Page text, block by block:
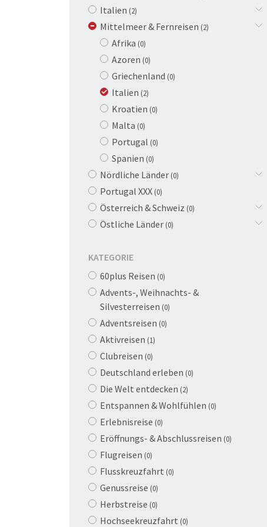
Italien (2)
Mittelmeer & Fernreisen (2)
Afrika (0)
Azoren (0)
Griechenland (0)
Italien (2)
Kroatien (0)
Malta (0)
Portugal (0)
Spanien (0)
Nördliche Länder (0)
Portugal XXX (0)
Österreich & Schweiz (0)
Östliche Länder (0)
KATEGORIE
60plus Reisen (0)
Advents-, Weihnachts- &
Silvesterreisen (0)
Adventsreisen (0)
Aktivreisen (1)
Clubreisen (0)
Deutschland erleben (0)
Die Welt entdecken (2)
Entspannen & Wohlfühlen (0)
Erlebnisreise (0)
Eröffnungs- & Abschlussreisen (0)
Flugreisen (0)
Flusskreuzfahrt (0)
Genussreise (0)
Herbstreise (0)
Hochseekreuzfahrt (0)